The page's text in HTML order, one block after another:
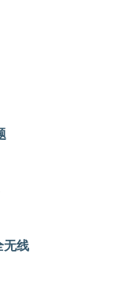
无线